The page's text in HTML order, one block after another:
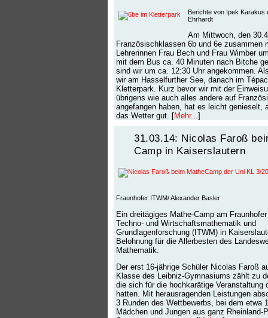
Berichte von Ipek Karakus
Ehrhardt
Am Mittwoch, den
Französischklassen 6b und 6e zusammen
Lehrerinnen Frau Bech und Frau Wimber
mit dem Bus ca. 40 Minuten nach Bitche
sind wir um ca. 12:30 Uhr angekommen.
wir am Hasselfurther See, danach im
Kletterpark. Kurz bevor wir mit der
übrigens wie auch alles andere auf
angefangen haben, hat es leicht genieselt,
das Wetter gut. [Mehr... ]
31.03.14: Nicolas Faroß
Camp in Kaiserslautern
Fraunhofer ITWM/ Alexander Basler
Ein dreitägiges Mathe-Camp am
Techno- und Wirtschaftsmathematik und
Grundlagenforschung (ITWM) in
Belohnung für die Allerbesten des
Mathematik.
Der erst 16-jährige Schüler Nicolas Faroß
Klasse des Leibniz-Gymnasiums zählt zu
die sich für die hochkarätige Veranstaltung
hatten. Mit herausragenden Leistungen
3 Runden des Wettbewerbs, bei dem etwa
Mädchen und Jungen aus ganz Rheinland-